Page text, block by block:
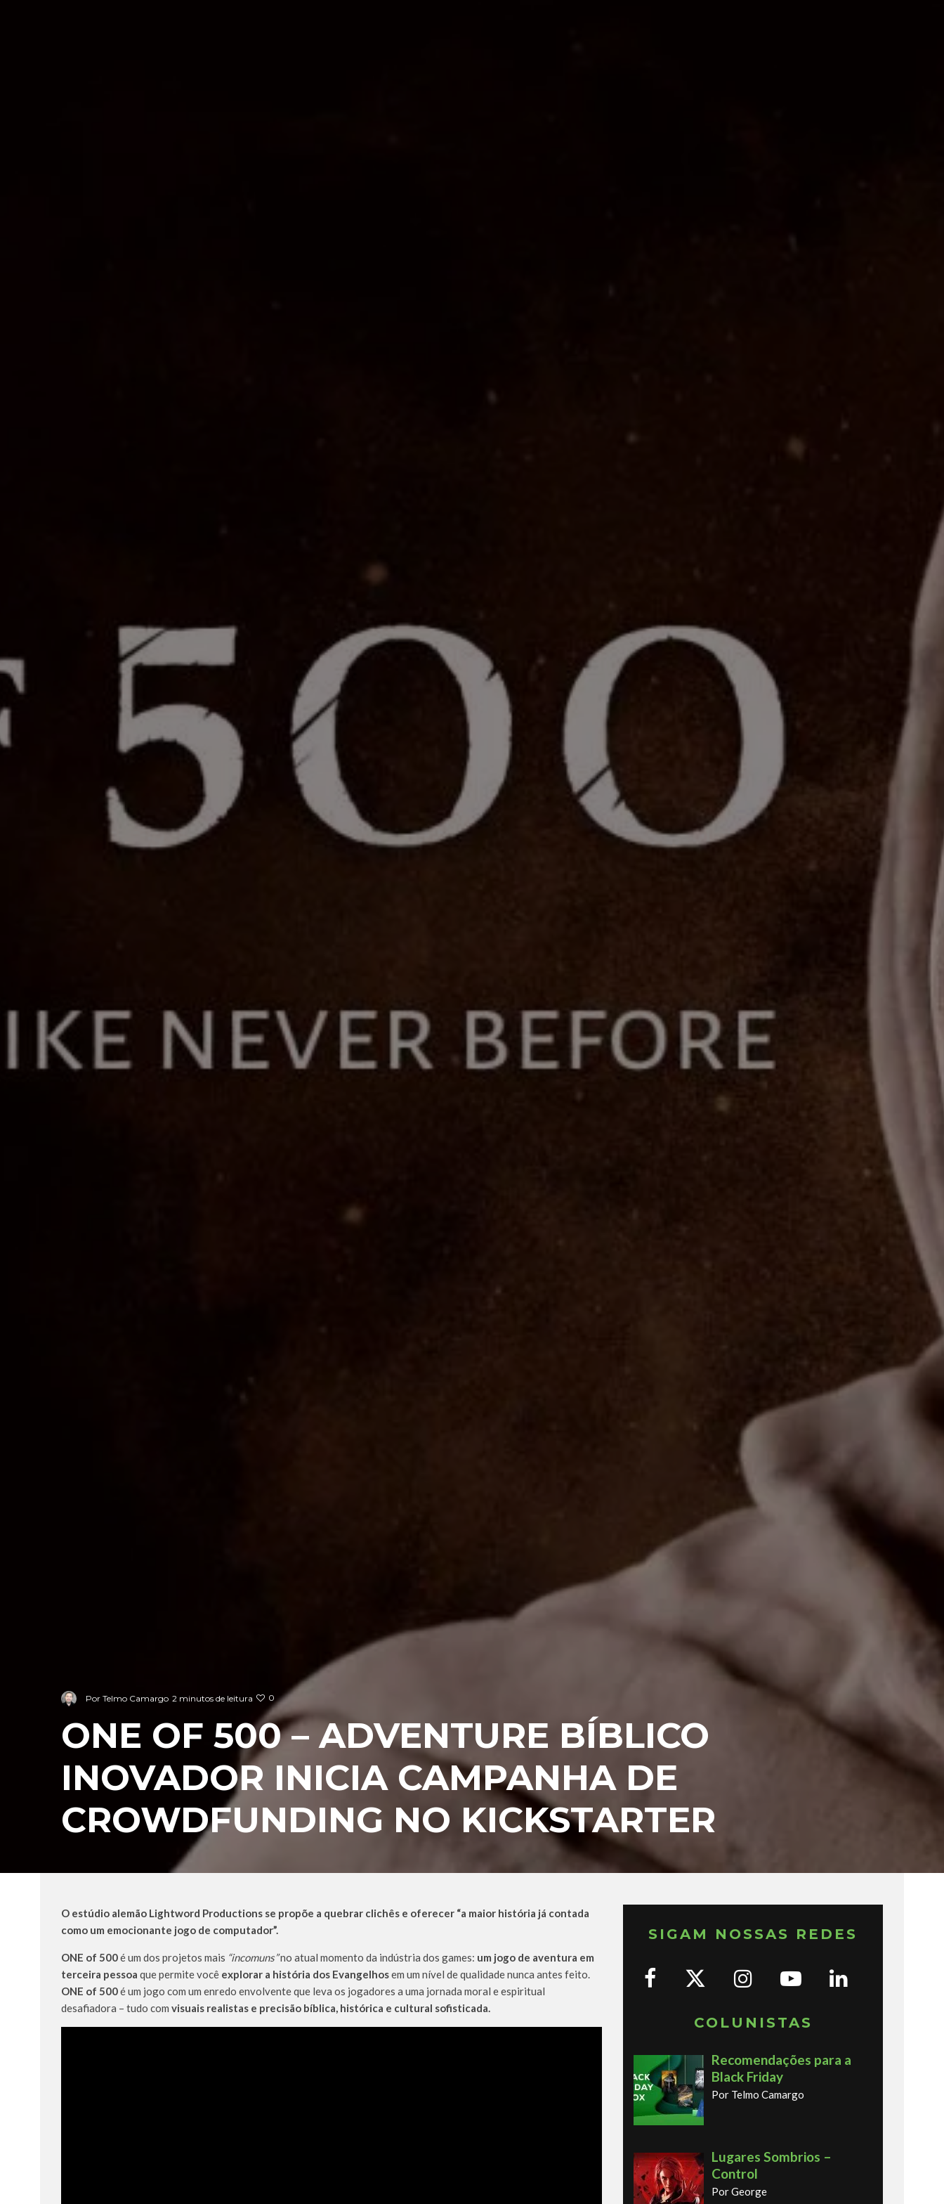
Por Telmo Camargo 2 minutos de leitura 0
ONE OF 500 – ADVENTURE BÍBLICO
INOVADOR INICIA CAMPANHA DE
CROWDFUNDING NO KICKSTARTER
O estúdio alemão Lightword Productions se propõe a quebrar clichês e oferecer “a maior história já contada
como um emocionante jogo de computador”.
ONE of 500é um dos projetos mais “incomuns”no atual momento da indústria dos games: um jogo de aventura em
terceira pessoa que permite você explorar a história dos Evangelhosem um nível de qualidade nunca antes feito.
ONE of 500é um jogo com um enredo envolvente que leva os jogadores a uma jornada moral e espiritual
desafiadora – tudo com visuais realistas e precisão bíblica, histórica e cultural sofisticada.
SIGAM NOSSAS REDES
COLUNISTAS
Recomendações para a
Black Friday
Por Telmo Camargo
Lugares Sombrios –
Control
Por George